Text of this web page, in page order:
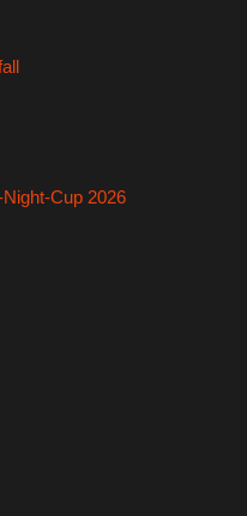
Cup 2026